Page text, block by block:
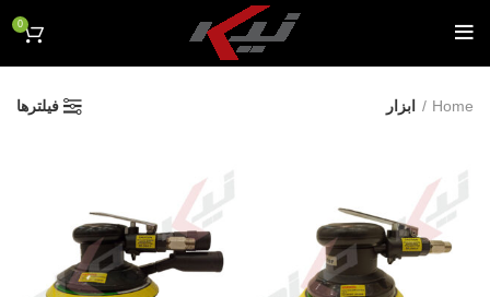
0
Home ابزار فیلترها